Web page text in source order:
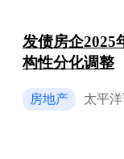
发债房企2025
构性分化调整
房地产 太平